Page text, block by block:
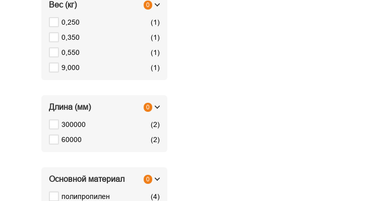
Вес (кг) 0
0,250 (1)
0,350
(1)
0,550
(1)
9,000
(1)
Длина (мм) 0
300000 (2)
60000
(2)
Основной материал 0
полипропилен (4)